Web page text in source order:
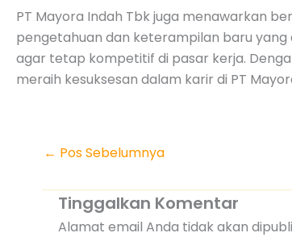
PT Mayora Indah Tbk juga menawarkan
pengetahuan dan keterampilan baru
agar tetap kompetitif di pasar kerja.
meraih kesuksesan dalam karir di PT
← Pos Sebelumnya
Tinggalkan Komentar
Alamat email Anda tidak akan